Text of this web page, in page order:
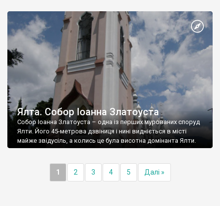
Ялта. Собор Іоанна Златоуста
Собор Іоанна Златоуста – одна із перших мурованих споруд
Ялти. Його 45-метрова дзвіниця і нині видніється в місті
майже звідусіль, а колись це була висотна домінанта Ялти.
1 2 3 4 5 Далі »